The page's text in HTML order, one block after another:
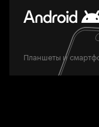
Планшеты и